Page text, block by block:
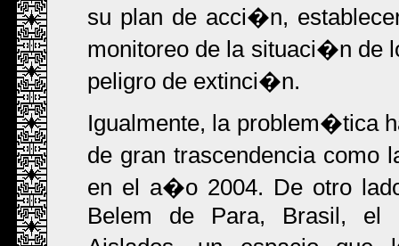
su plan de acci�n,
monitoreo de la situaci�n de
peligro de extinci�n.
Igualmente, la problem�tica
de gran trascendencia como
en el a�o 2004. De otro
Belem de Para, Brasil, el